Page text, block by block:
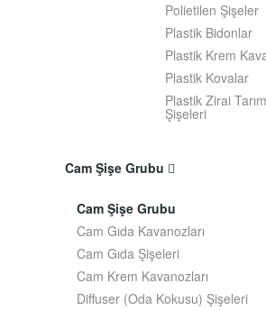
Polietilen Şişeler
Plastik Bidonlar
Plastik Krem
Plastik Kovalar
Plastik Zirai
Şişeleri
Cam Şişe Grubu
Cam Şişe Grubu
Cam Gıda Kavanozları
Cam Gıda Şişeleri
Cam Krem Kavanozları
Diffuser (Oda Kokusu) Şişeleri